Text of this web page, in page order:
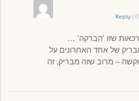
Reply
שזו ‘הברקה’ …
של אחד האחרונים על
– מרוב שזה מבריק, זה